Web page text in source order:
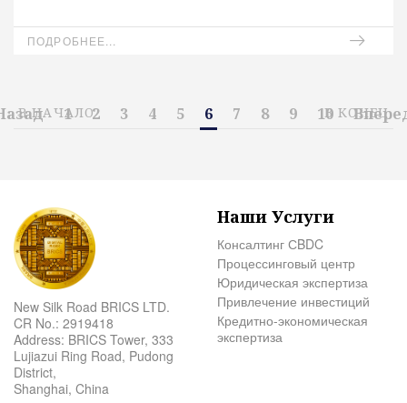
ПОДРОБНЕЕ...
В НАЧАЛО
1 2 3 4 5 6 7 8 9 10В КОНЕЦ
New Silk Road BRICS LTD.
CR No.: 2919418
Address: BRICS Tower, 333
Lujiazui Ring Road, Pudong
District,
Shanghai, China
Наши Услуги
Консалтинг СBDC
Процессинговый центр
Юридическая экспертиза
Привлечение инвестиций
Кредитно-экономическая
экспертиза